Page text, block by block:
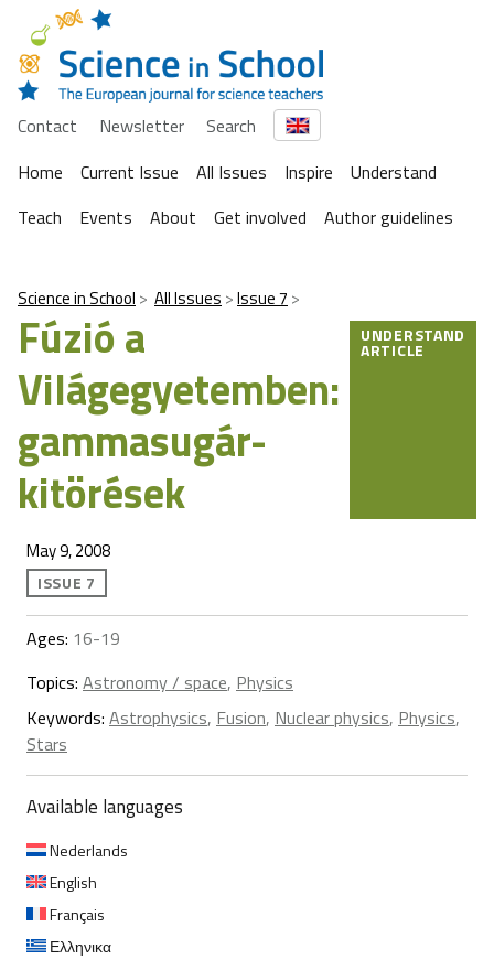
Contact Newsletter
Search
Home
Current Issue All Issues Inspire
Understand
Teach
Events About Get involved Author guidelines
Science in School All Issues Issue 7
Fúzió a
Világegyetemben:
gammasugár-
kitörések
UNDERSTAND
ARTICLE
May 9, 2008
ISSUE 7
Ages: 16-19
Topics: Astronomy / space, Physics
Keywords: Astrophysics, Fusion, Nuclear physics, Physics,
Stars
Available languages
Nederlands
English
Français
Ελληνικα